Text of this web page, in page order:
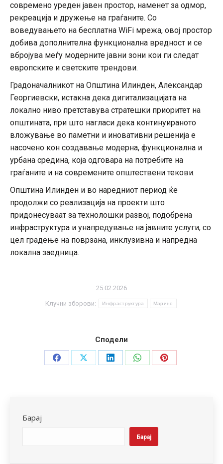
современо уреден јавен простор, наменет за одмор,
рекреација и дружење на граѓаните. Со
воведувањето на бесплатна WiFi мрежа, овој простор
добива дополнителна функционална вредност и се
вбројува меѓу модерните јавни зони кои ги следат
европските и светските трендови.
Градоначалникот на Општина Илинден, Александар
Георгиевски, истакна дека дигитализацијата на
локално ниво претставува стратешки приоритет на
општината, при што нагласи дека континуираното
вложување во паметни и иновативни решенија е
насочено кон создавање модерна, функционална и
урбана средина, која одговара на потребите на
граѓаните и на современите општествени текови.
Општина Илинден и во наредниот период ќе
продолжи со реализација на проекти што
придонесуваат за технолошки развој, подобрена
инфраструктура и унапредување на јавните услуги, со
цел градење на поврзана, инклузивна и напредна
локална заедница.
25.02.2026
Клучни зборови: Инфраструктура Марино
Сподели
Share
Share
Share
Share
Share
Барај
Барај